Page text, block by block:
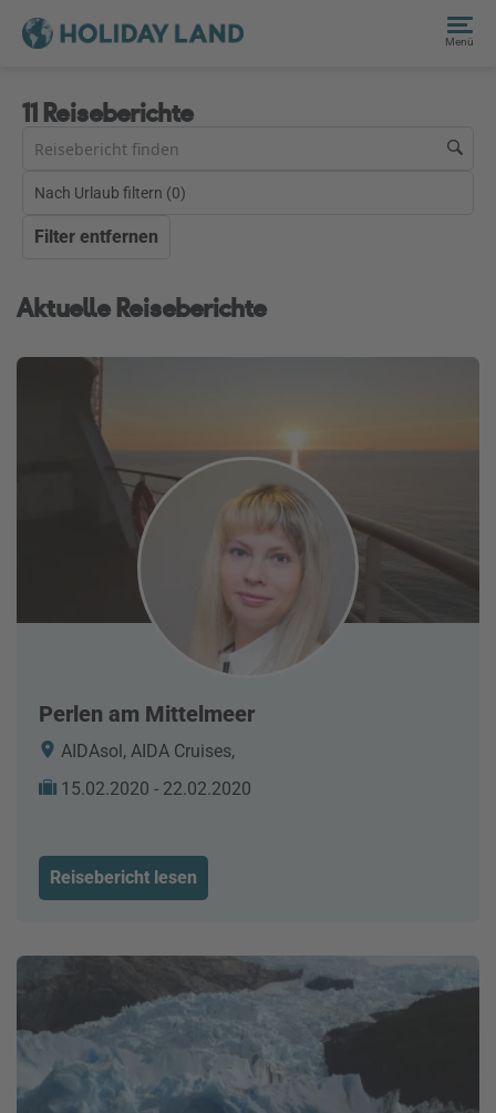
Menü
11 Reiseberichte
Nach Urlaub filtern (0)
Filter entfernen
Aktuelle Reiseberichte
Perlen am Mittelmeer
AIDAsol, AIDA Cruises,
15.02.2020 - 22.02.2020
Reisebericht lesen